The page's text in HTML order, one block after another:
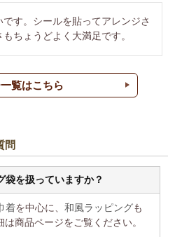
す。シールを貼ってアレンジさ
ちょうどよく大満足です。
覧はこちら
問
袋を扱っていますか？
着を中心に、 和風ラッピングも
商品ページをご覧ください。